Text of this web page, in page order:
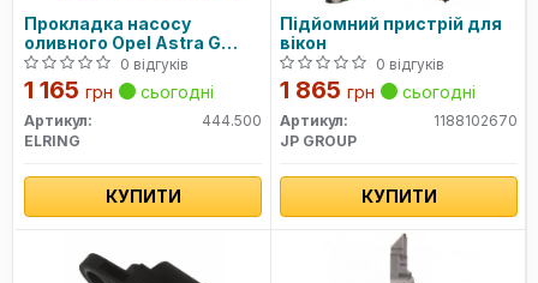
Прокладка насосу
оливного Opel Astra G
2.0/2.2 DTI 0 відгуків
1 165 грн сьогодні
Артикул:
444.500
ELRING
КУПИТИ
Підйомний пристрій для
вікон
0 відгуків
1 865 грн сьогодні
Артикул:
1188102670
JP GROUP
КУПИТИ